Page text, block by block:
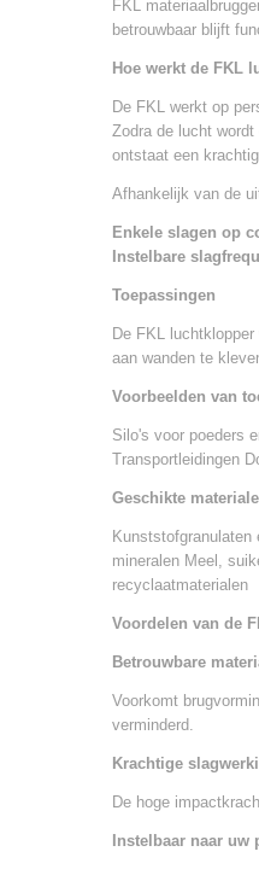
FKL
betrouwbaar blijft
Hoe werkt de FKL
De FKL werkt op
Zodra de lucht
ontstaat een
Afhankelijk van de
Enkele slagen op
Instelbare
Toepassingen
De FKL
aan wanden te
Voorbeelden van
Silo's voor poeders
Transportleidingen
Geschikte
mineralen Meel,
recyclaatmaterialen
Voordelen van de
Betrouwbare
Voorkomt
verminderd.
Krachtige
De hoge
Instelbaar naar uw